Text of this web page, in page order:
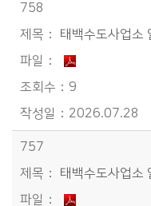
758
태백수도사업
9
2026.07.28
757
태백수도사업